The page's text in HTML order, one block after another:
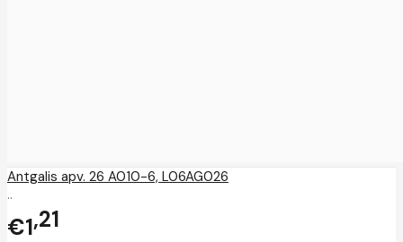
Antgalis apv. 26 A010-6, L06AG026
..
€1 21